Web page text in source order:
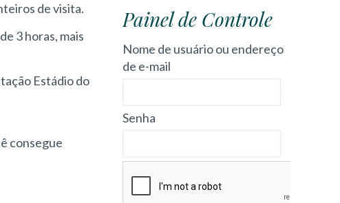
de visita.
3 horas, mais
Estádio do
consegue
Painel de Controle
Nome de usuário ou endereço
de e-mail
Senha